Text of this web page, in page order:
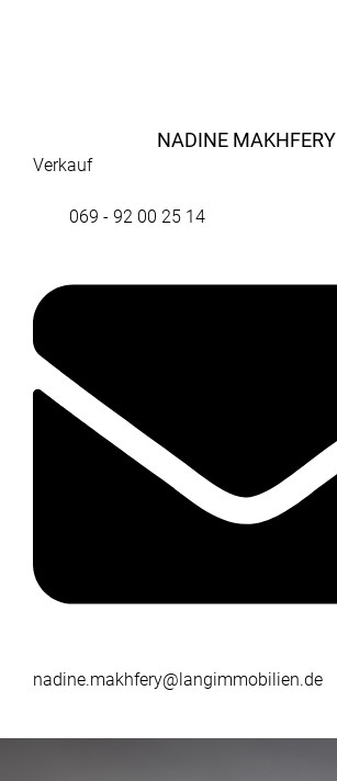
NADINE MAKHFERY
Verkauf
069 - 92 00 25 14
nadine.makhfery@langimmobilien.de